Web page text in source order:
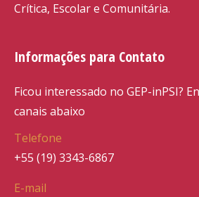
Crítica, Escolar e Comunitária.
Informações para Contato
Ficou interessado no GEP-inPSI?
canais abaixo
Telefone
+55 (19) 3343-6867
E-mail